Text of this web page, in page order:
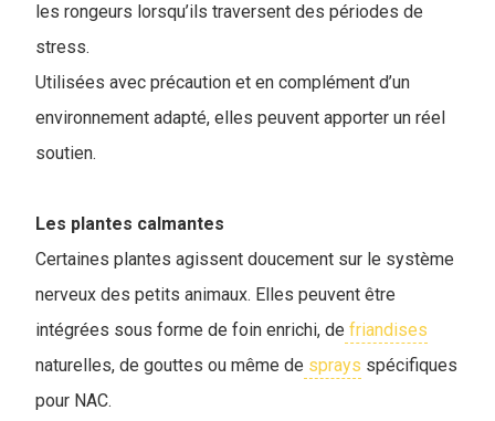
les rongeurs lorsqu’ils traversent des périodes de
stress.
Utilisées avec précaution et en complément d’un
environnement adapté, elles peuvent apporter un réel
soutien.
Les plantes calmantes
Certaines plantes agissent doucement sur le système
nerveux des petits animaux. Elles peuvent être
intégrées sous forme de foin enrichi, de friandises
naturelles, de gouttes ou même de sprays spécifiques
pour NAC.